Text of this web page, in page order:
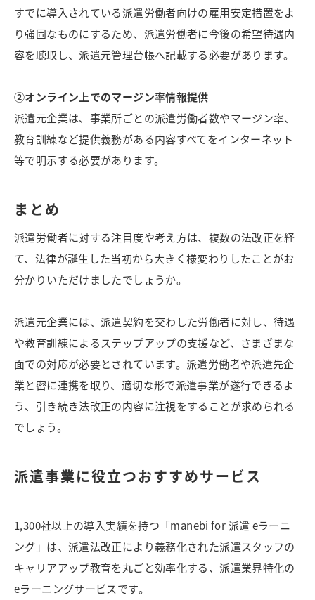
すでに導入されている派遣労働者向けの雇用安定措置をよ
り強固なものにするため、派遣労働者に今後の希望待遇内
容を聴取し、派遣元管理台帳へ記載する必要があります。
②オンライン上でのマージン率情報提供
派遣元企業は、事業所ごとの派遣労働者数やマージン率、
教育訓練など提供義務がある内容すべてをインターネット
等で明示する必要があります。
まとめ
派遣労働者に対する注目度や考え方は、複数の法改正を経
て、法律が誕生した当初から大きく様変わりしたことがお
分かりいただけましたでしょうか。
派遣元企業には、派遣契約を交わした労働者に対し、待遇
や教育訓練によるステップアップの支援など、さまざまな
面での対応が必要とされています。派遣労働者や派遣先企
業と密に連携を取り、適切な形で派遣事業が遂行できるよ
う、引き続き法改正の内容に注視をすることが求められる
でしょう。
派遣事業に役立つおすすめサービス
1,300社以上の導入実績を持つ「manebi for 派遣 eラーニ
ング」は、派遣法改正により義務化された派遣スタッフの
キャリアアップ教育を丸ごと効率化する、派遣業界特化の
eラーニングサービスです。